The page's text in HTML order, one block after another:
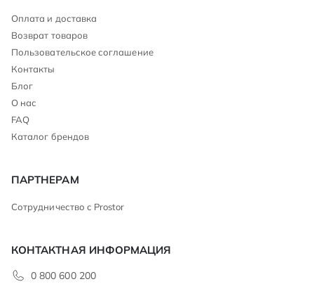
Оплата и доставка
Возврат товаров
Пользовательское соглашение
Контакты
Блог
О нас
FAQ
Каталог брендов
ПАРТНЕРАМ
Сотрудничество с Prostor
КОНТАКТНАЯ ИНФОРМАЦИЯ
0 800 600 200